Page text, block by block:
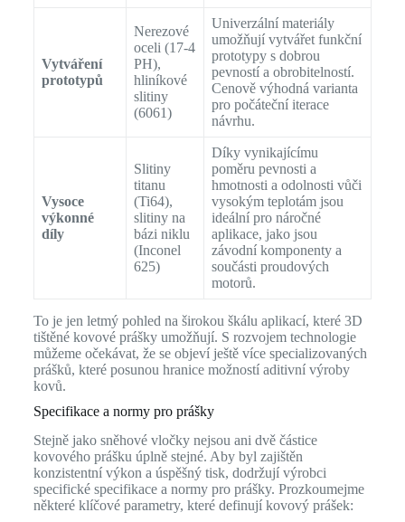
Vytváření
prototypů
Nerezové
oceli (17-4
PH),
hliníkové
slitiny
(6061)
Univerzální materiály
umožňují vytvářet funkční
prototypy s dobrou
pevností a obrobitelností.
Cenově výhodná varianta
pro počáteční iterace
návrhu.
Vysoce
výkonné
díly
Slitiny
titanu
(Ti64),
slitiny na
bázi niklu
(Inconel
625)
Díky vynikajícímu
poměru pevnosti a
hmotnosti a odolnosti vůči
vysokým teplotám jsou
ideální pro náročné
aplikace, jako jsou
závodní komponenty a
součásti proudových
motorů.
To je jen letmý pohled na širokou škálu aplikací, které 3D
tištěné kovové prášky umožňují. S rozvojem technologie
můžeme očekávat, že se objeví ještě více specializovaných
prášků, které posunou hranice možností aditivní výroby
kovů.
Specifikace a normy pro prášky
Stejně jako sněhové vločky nejsou ani dvě částice
kovového prášku úplně stejné. Aby byl zajištěn
konzistentní výkon a úspěšný tisk, dodržují výrobci
specifické specifikace a normy pro prášky. Prozkoumejme
některé klíčové parametry, které definují kovový prášek: